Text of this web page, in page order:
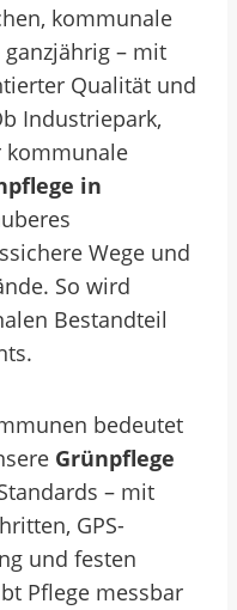
kommunale
– mit
Qualität und
Industriepark,
kommunale
in
Wege und
So wird
Bestandteil
bedeutet
Grünpflege
– mit
GPS-
und festen
Pflege messbar